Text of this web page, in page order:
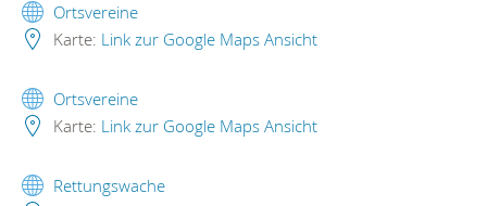
Ortsvereine
Karte: Link zur Google Maps Ansicht
Ortsvereine
Karte: Link zur Google Maps Ansicht
Rettungswache